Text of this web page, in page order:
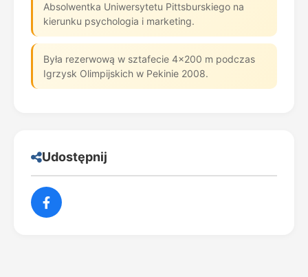
Absolwentka Uniwersytetu Pittsburskiego na
kierunku psychologia i marketing.
Była rezerwową w sztafecie 4×200 m podczas
Igrzysk Olimpijskich w Pekinie 2008.
Udostępnij